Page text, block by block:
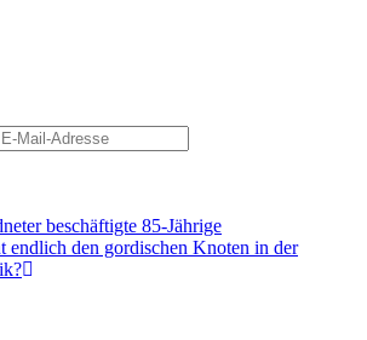
beschäftigte 85-Jährige
endlich den gordischen Knoten in der